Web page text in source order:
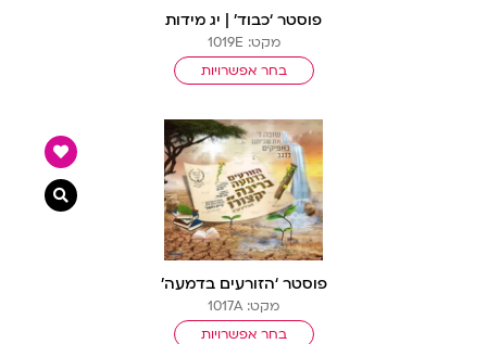
פוסטר ‘כבוד’ | יג מידות
מקט: 1019E
בחר אפשרויות
פוסטר ‘הזורעים בדמעה’
מקט: 1017A
בחר אפשרויות
צפייה